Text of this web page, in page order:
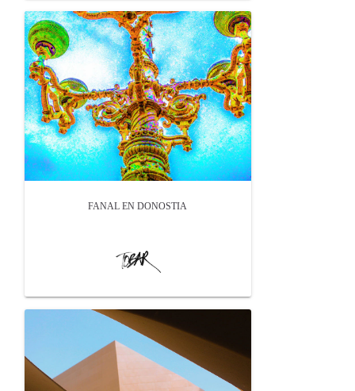
FANAL EN DONOSTIA